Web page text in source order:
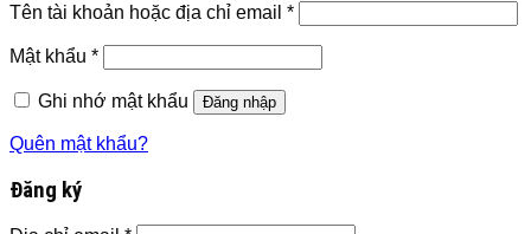
Tên tài khoản hoặc địa chỉ email *
Mật khẩu *
Ghi nhớ mật khẩu Đăng nhập
Quên mật khẩu?
Đăng ký